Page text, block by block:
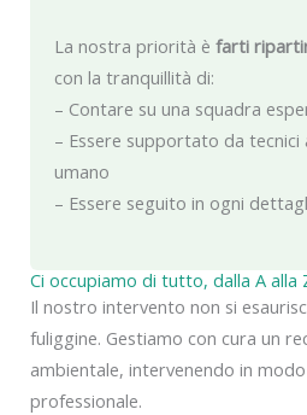
Ci occupiamo di tutto, dalla A alla
Il nostro intervento non si
fuliggine. Gestiamo con cura un
ambientale, intervenendo in
professionale.
La nostra priorità è farti
con la tranquillità di:
– Contare su una squadra
– Essere supportato da
umano
– Essere seguito in ogni